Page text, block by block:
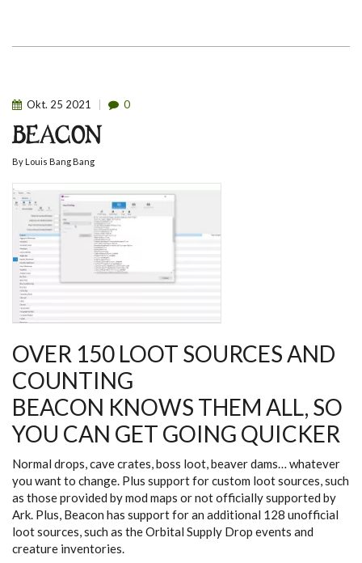
Okt. 25 2021 0
BEACON
By Louis Bang Bang
OVER 150 LOOT SOURCES AND
COUNTING
BEACON KNOWS THEM ALL, SO
YOU CAN GET GOING QUICKER
Normal drops, cave crates, boss loot, beaver dams… whatever
you want to change. Plus support for custom loot sources, such
as those provided by mod maps or not officially supported by
Ark. Plus, Beacon has support for an additional 128 unofficial
loot sources, such as the Orbital Supply Drop events and
creature inventories.